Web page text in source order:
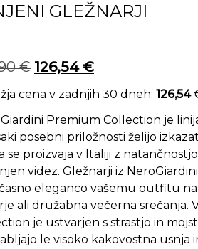
GLEŽNARJI
€ Izvirna cena je bila:
126,54 €Trenutna cena
cena v zadnjih 30 dneh: 126,54
Premium Collection je
posebni priložnosti želijo
se proizvaja v Italiji z
videz. Gležnarji iz
eleganco vašemu outfitu
ali družabna večerna srečanja.
je ustvarjen s strastjo in
le visoko kakovostna usnja